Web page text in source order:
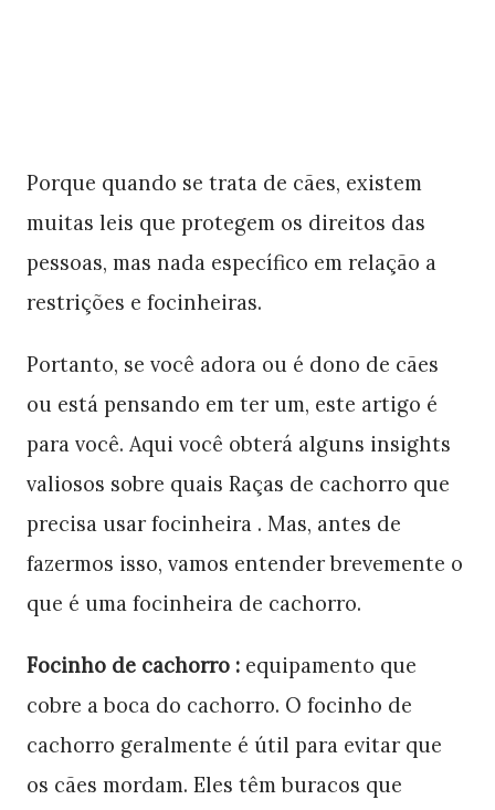
Porque quando se trata de cães, existem
muitas leis que protegem os direitos das
pessoas, mas nada específico em relação a
restrições e focinheiras.
Portanto, se você adora ou é dono de cães
ou está pensando em ter um, este artigo é
para você. Aqui você obterá alguns insights
valiosos sobre quais Raças de cachorro que
precisa usar focinheira . Mas, antes de
fazermos isso, vamos entender brevemente o
que é uma focinheira de cachorro.
Focinho de cachorro : equipamento que
cobre a boca do cachorro. O focinho de
cachorro geralmente é útil para evitar que
os cães mordam. Eles têm buracos que